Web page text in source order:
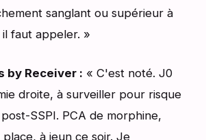
sanglant ou supérieur à
faut appeler. »
by Receiver : « C'est noté. J0
droite, à surveiller pour risque
SSPI. PCA de morphine,
à jeun ce soir. Je